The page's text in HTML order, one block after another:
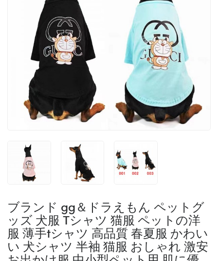
ブランド gg＆ドラえもん ペットグ
ッズ 犬服 Tシャツ 猫服 ペットの洋
服 薄手tシャツ 高品質 春夏服 かわい
い 犬シャツ 半袖 猫服 おしゃれ 激安